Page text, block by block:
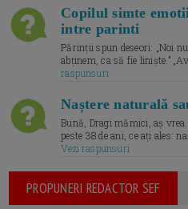
Copilul simte
intre parinti
Părinții spun deseori: „Noi
abținem, ca să fie liniște.”
raspunsuri
Naștere naturală
Bună, Dragi mămici, aș
peste 38 de ani, ce ați ales:
Vezi raspunsuri
PROPUNERI REDACTOR SEF